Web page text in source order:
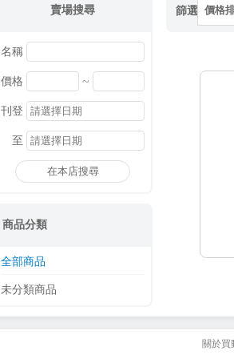
賣場搜尋
名稱
價格 ~
刊登
至
在本店搜尋
商品分類
全部商品
未分類商品
篩選 價格
關於買